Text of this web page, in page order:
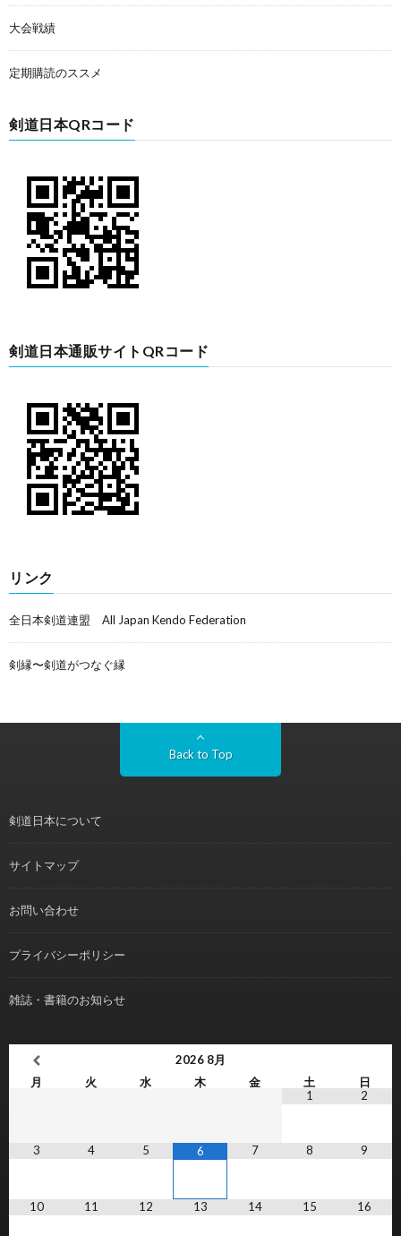
大会戦績
定期購読のススメ
剣道日本QRコード
剣道日本通販サイトQRコード
リンク
全日本剣道連盟 All Japan Kendo Federation
剣縁〜剣道がつなぐ縁
Back to Top
剣道日本について
サイトマップ
お問い合わせ
プライバシーポリシー
雑誌・書籍のお知らせ
2026 8月
月
火 水 木 金 土
日
1
2
3 4 5 6 7 8 9
10 11 12 13 14 15 16